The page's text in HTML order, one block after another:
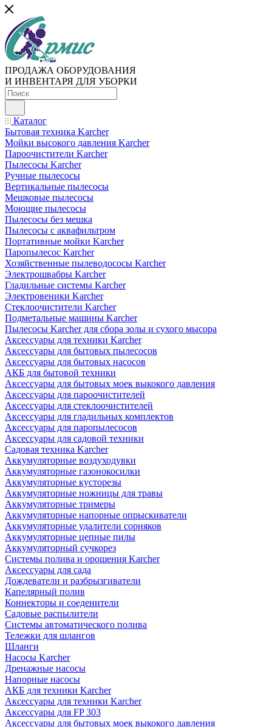
ПРОДАЖА ОБОРУДОВАНИЯ
И ИНВЕНТАРЯ ДЛЯ УБОРКИ
Каталог
Бытовая техника Karcher
Мойки высокого давления Karcher
Пароочистители Karcher
Пылесосы Karcher
Ручные пылесосы
Вертикальные пылесосы
Мешковые пылесосы
Моющие пылесосы
Пылесосы без мешка
Пылесосы с аквафильтром
Портативные мойки Karcher
Паропылесос Karcher
Хозяйственные пылеводососы Karcher
Электрошвабры Karcher
Гладильные системы Karcher
Электровеники Karcher
Стеклоочистители Karcher
Подметальные машины Karcher
Пылесосы Karcher для сбора золы и сухого мысора
Аксессуары для техники Karcher
Аксессуары для бытовых пылесосов
Аксессуары для бытовых насосов
АКБ для бытовой техники
Аксессуары для бытовых моек выкокого давления
Аксессуары для пароочистителей
Аксессуары для стеклоочистителей
Аксессуары для гладильных комплектов
Аксессуары для паропылесосов
Аксессуары для садовой техники
Садовая техника Karcher
Аккумуляторные воздуходувки
Аккумуляторные газонокосилки
Аккумуляторные кусторезы
Аккумуляторные ножницы для травы
Аккумуляторные тримеры
Аккумуляторные напорные опрыскиватели
Аккумуляторные удалители сорняков
Аккумуляторные цепные пилы
Аккумуляторный сучкорез
Системы полива и орошения Karcher
Аксессуары для сада
Дождеватели и разбрызгиватели
Капелярный полив
Коннекторы и соеденители
Садовые распылители
Системы автоматического полива
Тележки для шлангов
Шланги
Насосы Karcher
Дренажные насосы
Напорные насосы
АКБ для техники Karcher
Аксессуары для техники Karcher
Аксессуары для FP 303
Аксессуары для бытовых моек выкокого давления